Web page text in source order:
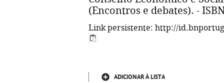
(Encontros e debates). -
Link persistente: http://
ADICIONAR À LISTA